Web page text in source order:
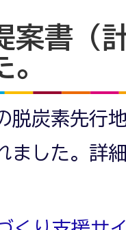
案書（
脱炭素先行
ました。詳